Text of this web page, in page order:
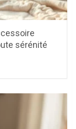
sérénité